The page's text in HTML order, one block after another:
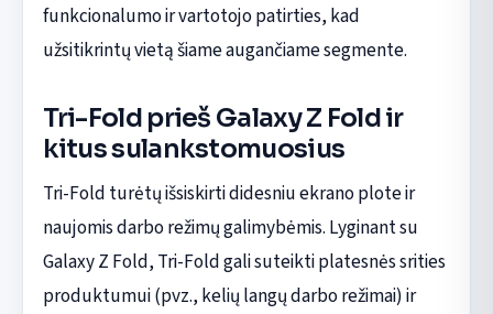
funkcionalumo ir vartotojo patirties, kad
užsitikrintų vietą šiame augančiame segmente.
Tri-Fold prieš Galaxy Z Fold ir
kitus sulankstomuosius
Tri-Fold turėtų išsiskirti didesniu ekrano plote ir
naujomis darbo režimų galimybėmis. Lyginant su
Galaxy Z Fold, Tri-Fold gali suteikti platesnės srities
produktumui (pvz., kelių langų darbo režimai) ir